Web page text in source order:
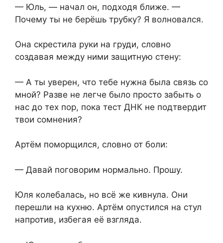
— Юль, — начал он, подходя ближе. —
Почему ты не берёшь трубку? Я волновался.
Она скрестила руки на груди, словно
создавая между ними защитную стену:
— А ты уверен, что тебе нужна была связь со
мной? Разве не легче было просто забыть о
нас до тех пор, пока тест ДНК не подтвердит
твои сомнения?
Артём поморщился, словно от боли:
— Давай поговорим нормально. Прошу.
Юля колебалась, но всё же кивнула. Они
перешли на кухню. Артём опустился на стул
напротив, избегая её взгляда.